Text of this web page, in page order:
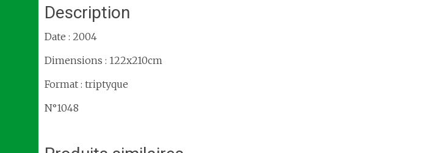
Description
Date : 2004
Dimensions : 122x210cm
Format : triptyque
N°1048